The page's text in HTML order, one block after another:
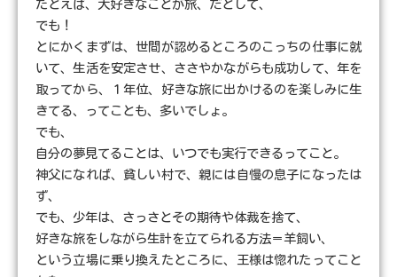
たとえば、大好きなことが旅、だとして、
でも！
とにかくまずは、世間が認めるところのこっちの仕事に就
いて、生活を安定させ、ささやかながらも成功して、年を
取ってから、１年位、好きな旅に出かけるのを楽しみに生
きてる、ってことも、多いでしょ。
でも、
自分の夢見てることは、いつでも実行できるってこと。
神父になれば、貧しい村で、親には自慢の息子になったは
ず、
でも、少年は、さっさとその期待や体裁を捨て、
好きな旅をしながら生計を立てられる方法＝羊飼い、
という立場に乗り換えたところに、王様は惚れたってこと